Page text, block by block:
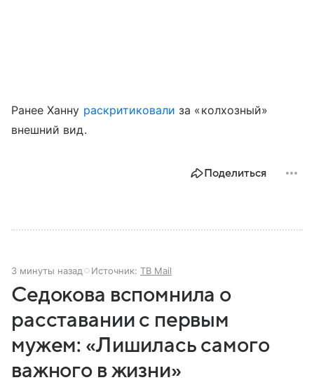
Ранее Ханну раскритиковали за «колхозный»
внешний вид.
Поделиться
3 минуты назад Источник: ТВ Mail
Седокова вспомнила о
расставании с первым
мужем: «Лишилась самого
важного в жизни»